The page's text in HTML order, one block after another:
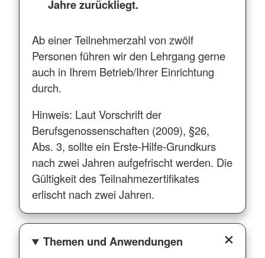
Jahre zurückliegt.
Ab einer Teilnehmerzahl von zwölf
Personen führen wir den Lehrgang gerne
auch in Ihrem Betrieb/Ihrer Einrichtung
durch.
Hinweis: Laut Vorschrift der
Berufsgenossenschaften (2009), §26,
Abs. 3, sollte ein Erste-Hilfe-Grundkurs
nach zwei Jahren aufgefrischt werden. Die
Gültigkeit des Teilnahmezertifikates
erlischt nach zwei Jahren.
Themen und Anwendungen